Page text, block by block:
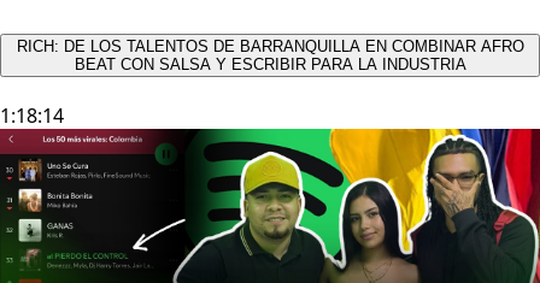
RICH: DE LOS TALENTOS DE BARRANQUILLA EN COMBINAR AFRO
BEAT CON SALSA Y ESCRIBIR PARA LA INDUSTRIA
1:18:14